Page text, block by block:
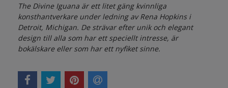
The Divine Iguana är ett litet gäng kvinnliga
konsthantverkare under ledning av Rena Hopkins i
Detroit, Michigan. De strävar efter unik och elegant
design till alla som har ett speciellt intresse, är
bokälskare eller som har ett nyfiket sinne.